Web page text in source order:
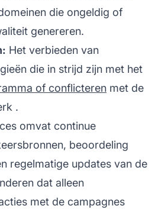
die ongeldig of
genereren.
Het verbieden van
die in strijd zijn met het
of conflicteren met de
.
omvat continue
beoordeling
regelmatige updates van de
dat alleen
met de campagnes